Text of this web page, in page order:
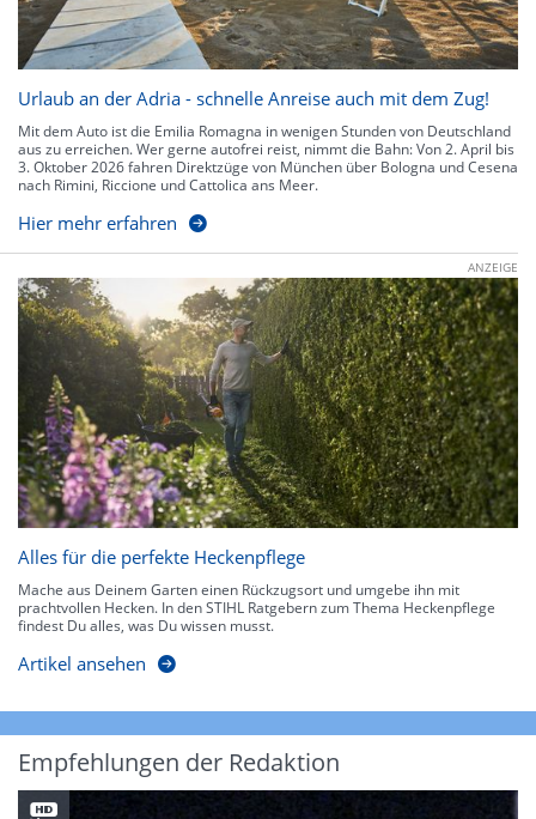
Urlaub an der Adria - schnelle Anreise auch mit dem Zug!
Mit dem Auto ist die Emilia Romagna in wenigen Stunden von Deutschland
aus zu erreichen. Wer gerne autofrei reist, nimmt die Bahn: Von 2. April bis
3. Oktober 2026 fahren Direktzüge von München über Bologna und Cesena
nach Rimini, Riccione und Cattolica ans Meer.
Hier mehr erfahren
ANZEIGE
Alles für die perfekte Heckenpflege
Mache aus Deinem Garten einen Rückzugsort und umgebe ihn mit
prachtvollen Hecken. In den STIHL Ratgebern zum Thema Heckenpflege
findest Du alles, was Du wissen musst.
Artikel ansehen
Empfehlungen der Redaktion